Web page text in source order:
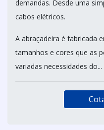
demandas. Desde uma
cabos elétricos.
A abraçadeira é fabricada
tamanhos e cores que as
variadas necessidades do...